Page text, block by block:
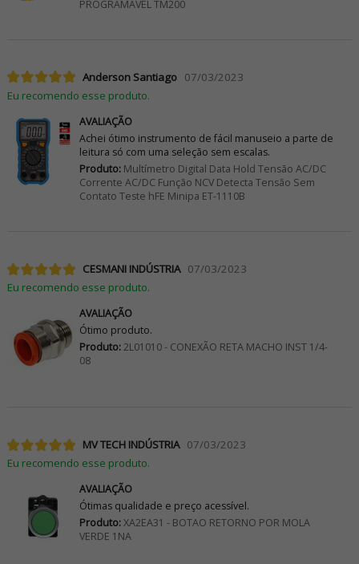
PROGRAMÁVEL TM200
Anderson Santiago 07/03/2023
Eu recomendo esse produto.
AVALIAÇÃO
Achei ótimo instrumento de fácil manuseio a parte de
leitura só com uma seleção sem escalas.
Produto:Multímetro Digital Data Hold Tensão AC/DC
Corrente AC/DC Função NCV Detecta Tensão Sem
Contato Teste hFE Minipa ET-1110B
CESMANI INDÚSTRIA 07/03/2023
Eu recomendo esse produto.
AVALIAÇÃO
Ótimo produto.
Produto:2L01010 - CONEXÃO RETA MACHO INST 1/4-
08
MV TECH INDÚSTRIA 07/03/2023
Eu recomendo esse produto.
AVALIAÇÃO
Ótimas qualidade e preço acessível.
Produto:XA2EA31 - BOTAO RETORNO POR MOLA
VERDE 1NA